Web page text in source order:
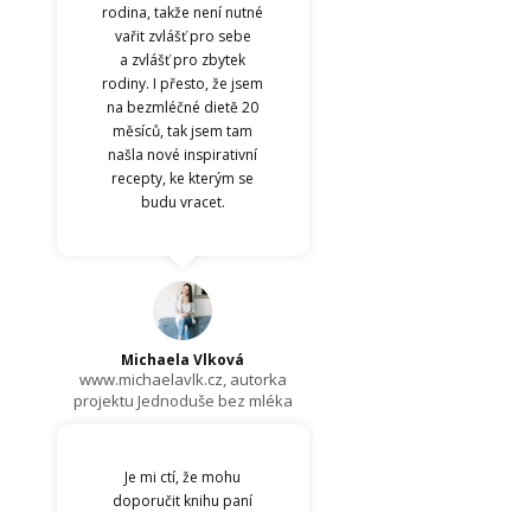
rodina, takže není nutné
vařit zvlášť pro sebe
a zvlášť pro zbytek
rodiny. I přesto, že jsem
na bezmléčné dietě 20
měsíců, tak jsem tam
našla nové inspirativní
recepty, ke kterým se
budu vracet.
Michaela Vlková
www.michaelavlk.cz, autorka
projektu Jednoduše bez mléka
Je mi ctí, že mohu
doporučit knihu paní